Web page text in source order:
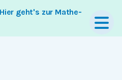
Hier geht's zur Mathe-